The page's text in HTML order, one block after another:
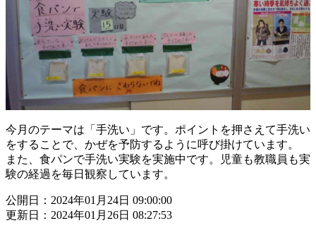
今月のテーマは「手洗い」です。ポイントを押さえて手洗い
をすることで、かぜを予防するように呼び掛けています。
また、食パンで手洗い実験を実施中です。児童も教職員も実
験の経過を毎日観察しています。
公開日：2024年01月24日 09:00:00
更新日：2024年01月26日 08:27:53